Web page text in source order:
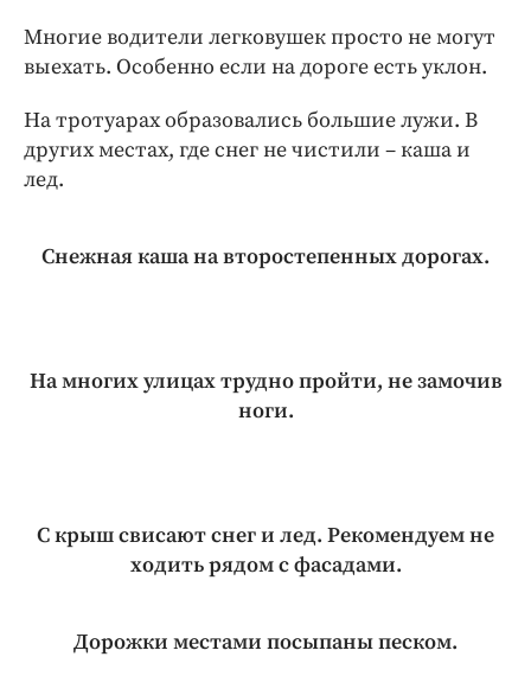
Многие водители легковушек просто не могут
выехать. Особенно если на дороге есть уклон.
На тротуарах образовались большие лужи. В
других местах, где снег не чистили – каша и
лед.
Снежная каша на второстепенных дорогах.
На многих улицах трудно пройти, не замочив
ноги.
С крыш свисают снег и лед. Рекомендуем не
ходить рядом с фасадами.
Дорожки местами посыпаны песком.